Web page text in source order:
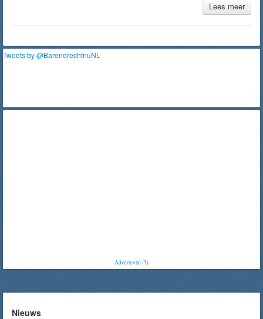
Lees meer
Tweets by @BarendrechtnuNL
-Advertentie (?)-
Nieuws